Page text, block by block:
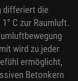
differiert die
C zur Raumluft.
wird zu jeder
ermöglicht,
Betonkern